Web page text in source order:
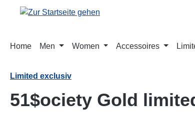
Zur Hauptnavigation springen
Home Men Women Accessoires
Limited exclusiv
51$ociety Gold